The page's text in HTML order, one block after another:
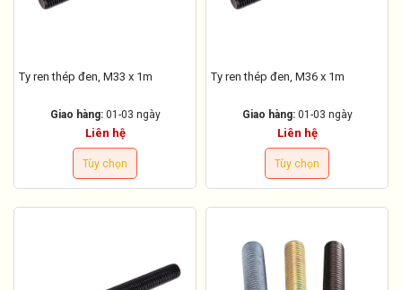
Ty ren thép đen, M33 x 1m
Giao hàng: 01-03 ngày
Liên hệ
Tùy chọn
Ty ren thép đen, M36 x 1m
Giao hàng: 01-03 ngày
Liên hệ
Tùy chọn